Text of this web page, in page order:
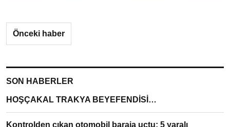
Önceki haber
SON HABERLER
HOŞÇAKAL TRAKYA BEYEFENDİSİ…
Kontrolden çıkan otomobil baraja uçtu: 5 yaralı